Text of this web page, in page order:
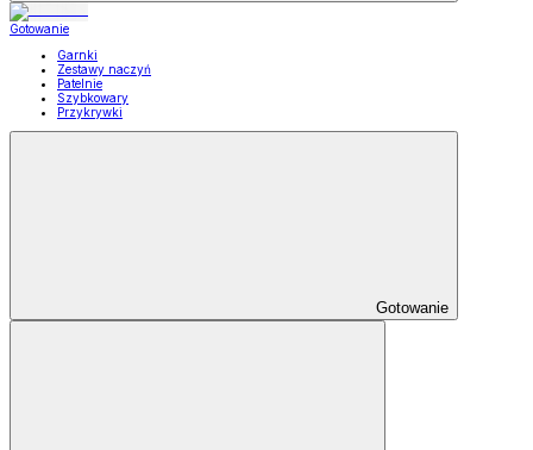
Gotowanie
Garnki
Zestawy naczyń
Patelnie
Szybkowary
Przykrywki
Gotowanie